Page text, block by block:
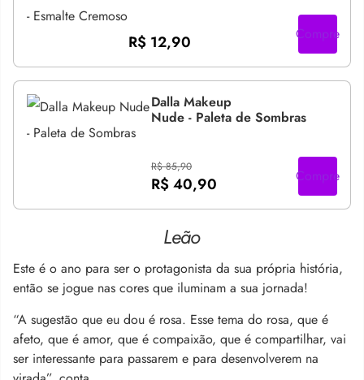
R$ 12,90 Compre
Dalla Makeup
Nude - Paleta de Sombras
R$ 85,90
R$ 40,90 Compre
Leão
Este é o ano para ser o protagonista da sua própria história,
então se jogue nas cores que iluminam a sua jornada!
“A sugestão que eu dou é rosa. Esse tema do rosa, que é
afeto, que é amor, que é compaixão, que é compartilhar, vai
ser interessante para passarem e para desenvolverem na